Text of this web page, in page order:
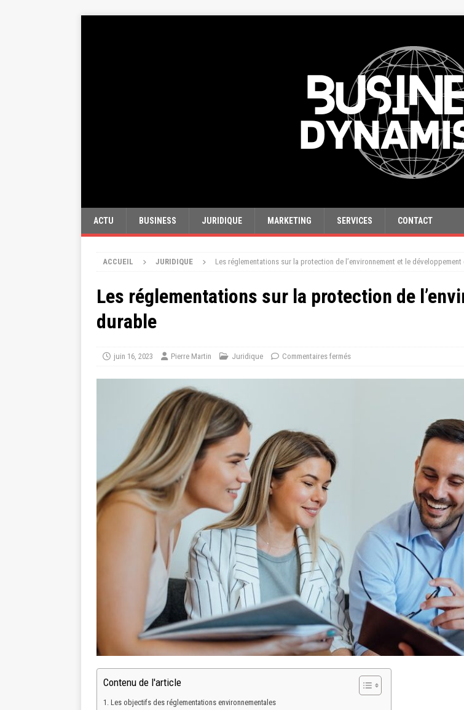
ACTU BUSINESS JURIDIQUE MARKETING SERVICES CONTACT
ACCUEIL JURIDIQUE Les réglementations sur la protection de l’environnement et le
Les réglementations sur la protection de
durable
juin 16, 2023 Pierre Martin Juridique Commentaires fermés
Contenu de l'article
Les objectifs des réglementations environnementales